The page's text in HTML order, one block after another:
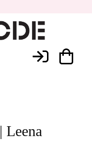
Leena